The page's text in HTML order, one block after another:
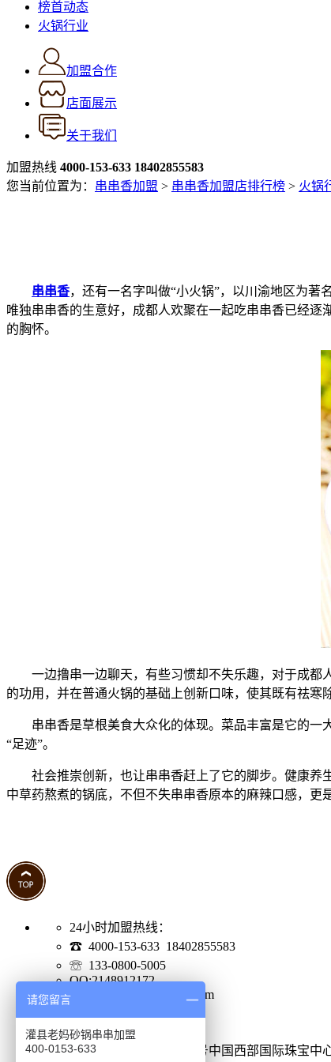
榜首动态
火锅行业
加盟合作
店面展示
关于我们
加盟热线 4000-153-633 18402855583
您当前位置为： 串串香加盟 > 串串香加盟店排行榜 > 火锅
串串香，还有一名字叫做“小火锅”，以川渝地区为著
唯独串串香的生意好，成都人欢聚在一起吃串串香已经
的胸怀。
一边撸串一边聊天，有些习惯却不失乐趣，对于成都
的功用，并在普通火锅的基础上创新口味，使其既有祛寒
串串香是草根美食大众化的体现。菜品丰富是它的一
“足迹”。
社会推崇创新，也让串串香赶上了它的脚步。健康养
中草药熬煮的锅底，不但不失串串香原本的麻辣口感，更
24小时加盟热线：
☎ 4000-153-633 18402855583
☏ 133-0800-5005
QQ:2148912172
Email:2148912172@qq.com
加盟地址
成都市金牛区蜀西路52号中国西部国际珠宝中
请您留言
灌县老妈砂锅串串加盟
400-0153-633